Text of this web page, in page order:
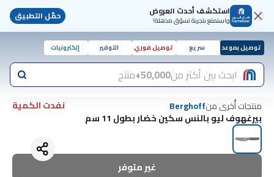
استكشف أحدث العروض
واستمتع بتجربة تسوّق مذهلة! حمّل التطبيق
توصيل بموعد سريع توصيل فوري التوفير إلكترونيات
ابحث بين أكثر من50,000+ منتج
منتجات أُخرى منBerghoff
نفدت الكمية
بيرغهوف ليو بالنس سكين خضار بطول 11 سم
غير متوفر